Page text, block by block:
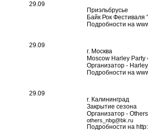
29.09
Приэльбрусье
Байк Рок
Подробности на
29.09
г. Москва
Moscow Harley
Организатор -
Подробности на
29.09
г. Калининград
Закрытие сезона
Организатор -
others_nbg@bk.ru
Подробности на